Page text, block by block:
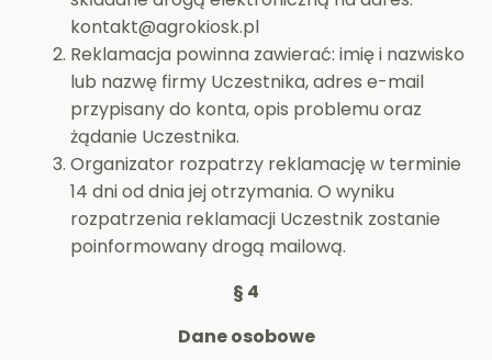
kontakt@agrokiosk.pl
Reklamacja powinna zawierać: imię i nazwisko
lub nazwę firmy Uczestnika, adres e-mail
przypisany do konta, opis problemu oraz
żądanie Uczestnika.
Organizator rozpatrzy reklamację w terminie
14 dni od dnia jej otrzymania. O wyniku
rozpatrzenia reklamacji Uczestnik zostanie
poinformowany drogą mailową.
§ 4
Dane osobowe